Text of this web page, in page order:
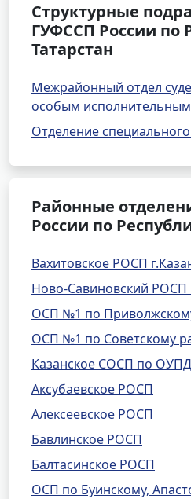
Структурные
ГУФССП России по
Татарстан
Межрайонный отдел
особым
Отделение
Районные
России по
Вахитовское РОСП
Ново-Савиновский РОСП
ОСП №1 по
ОСП №1 по Советскому
Казанское СОСП по
Аксубаевское РОСП
Алексеевское РОСП
Бавлинское РОСП
Балтасинское РОСП
ОСП по Буинскому,